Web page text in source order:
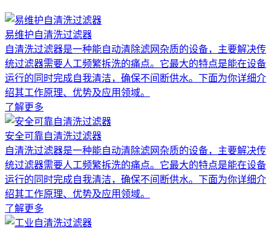
易维护自清洗过滤器
自清洗过滤器是一种能自动清除滤网杂质的设备，主要解决传
统过滤器需要人工频繁拆洗的痛点。它最大的特点是能在设备
运行的同时完成自我清洁，确保不间断供水。下面为你详细介
绍其工作原理、优势及应用领域。
了解更多
安全可靠自清洗过滤器
自清洗过滤器是一种能自动清除滤网杂质的设备，主要解决传
统过滤器需要人工频繁拆洗的痛点。它最大的特点是能在设备
运行的同时完成自我清洁，确保不间断供水。下面为你详细介
绍其工作原理、优势及应用领域。
了解更多